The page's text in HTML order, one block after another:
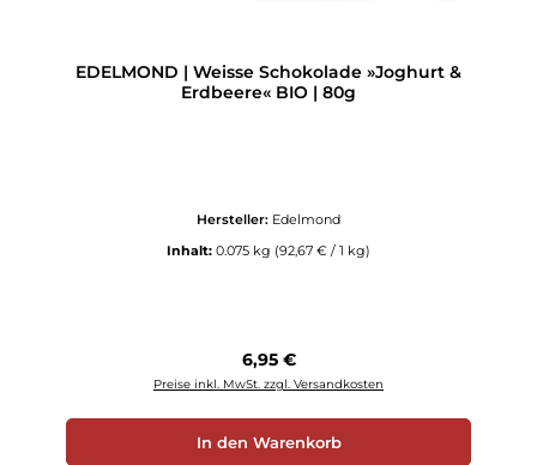
EDELMOND | Weisse Schokolade »Joghurt &
Erdbeere« BIO | 80g
Hersteller: Edelmond
Inhalt: 0.075 kg (92,67 € / 1 kg)
Regulärer Preis:
6,95 €
Preise inkl. MwSt. zzgl. Versandkosten
In den Warenkorb